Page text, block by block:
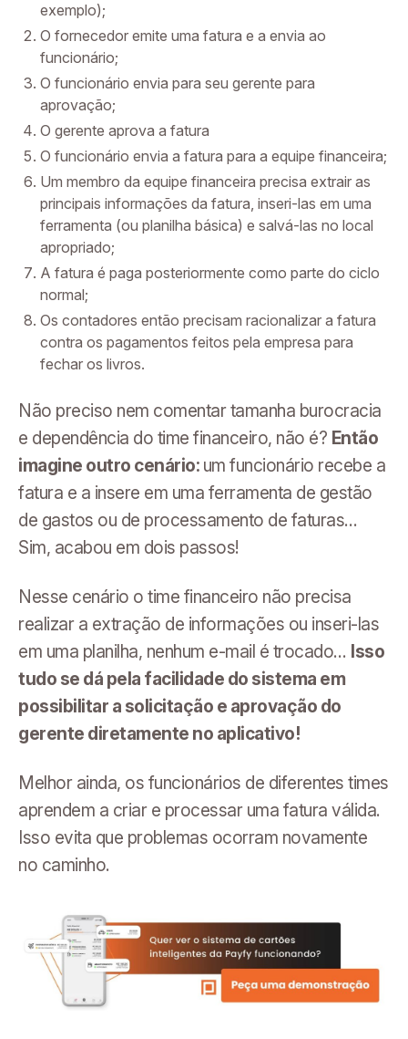
exemplo);
O fornecedor emite uma fatura e a envia ao
funcionário;
O funcionário envia para seu gerente para
aprovação;
O gerente aprova a fatura
O funcionário envia a fatura para a equipe financeira;
Um membro da equipe financeira precisa extrair as
principais informações da fatura, inseri-las em uma
ferramenta (ou planilha básica) e salvá-las no local
apropriado;
A fatura é paga posteriormente como parte do ciclo
normal;
Os contadores então precisam racionalizar a fatura
contra os pagamentos feitos pela empresa para
fechar os livros.
Não preciso nem comentar tamanha burocracia
e dependência do time financeiro, não é? Então
imagine outro cenário: um funcionário recebe a
fatura e a insere em uma ferramenta de gestão
de gastos ou de processamento de faturas…
Sim, acabou em dois passos!
Nesse cenário o time financeiro não precisa
realizar a extração de informações ou inseri-las
em uma planilha, nenhum e-mail é trocado… Isso
tudo se dá pela facilidade do sistema em
possibilitar a solicitação e aprovação do
gerente diretamente no aplicativo!
Melhor ainda, os funcionários de diferentes times
aprendem a criar e processar uma fatura válida.
Isso evita que problemas ocorram novamente
no caminho.